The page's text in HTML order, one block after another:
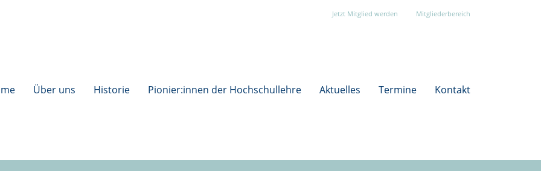
Jetzt Mitglied werden Mitgliederbereich
Über uns Historie Pionier:innen der Hochschullehre Aktuelles Termine Kontakt